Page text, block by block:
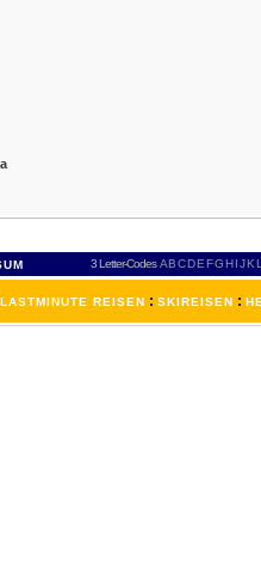
3 Letter-Codes ABCDEFGH IJKL
LASTMINUTE REISEN : SKIREISEN :